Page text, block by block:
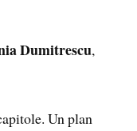
Dumitrescu,
Un plan